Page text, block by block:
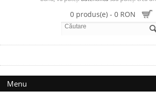
0 produs(e) - 0 RON
Menu